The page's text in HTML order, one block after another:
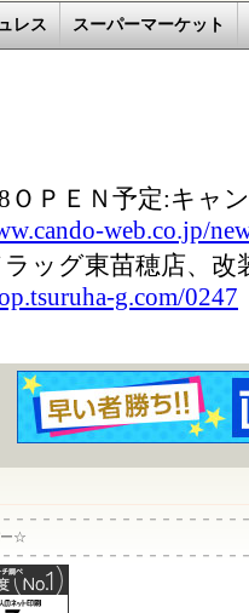
レス スーパーマーケット
－－－－－－－－－－－－－－－－－
ー☆
－－－－－－－－－－－－－－－－－